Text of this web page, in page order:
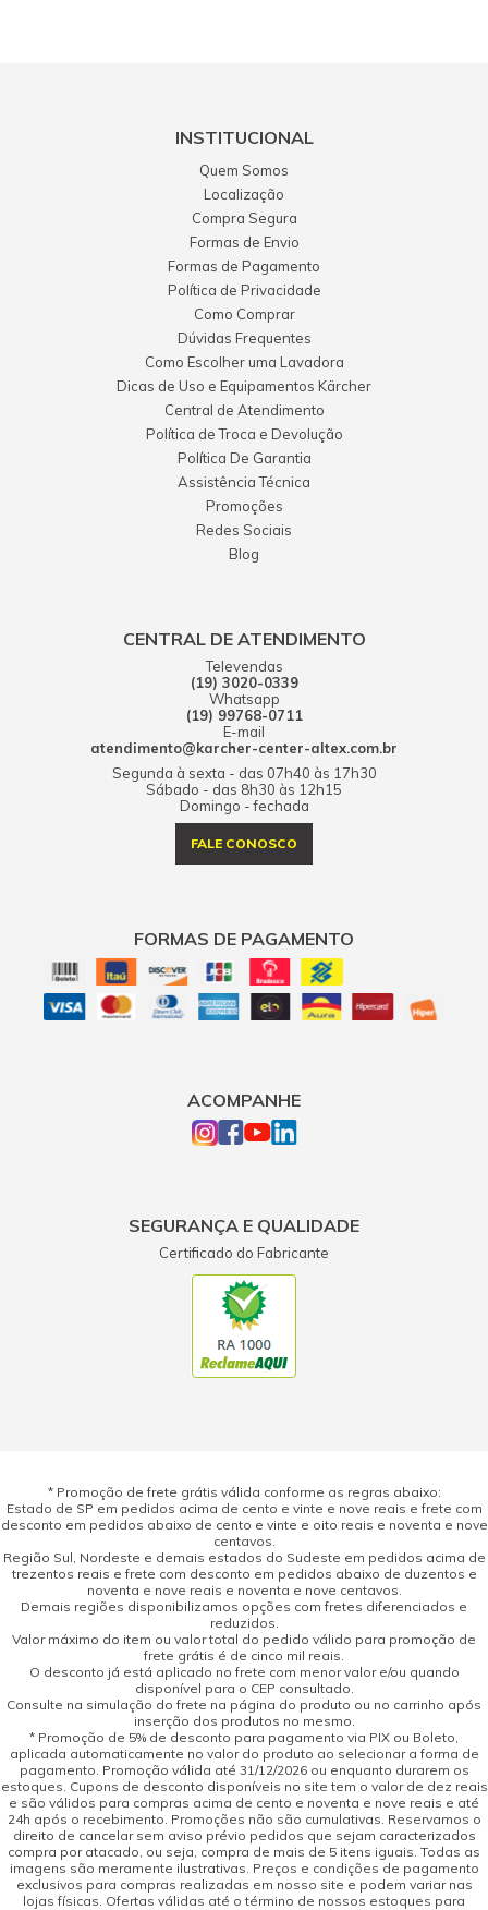
INSTITUCIONAL
Quem Somos
Localização
Compra Segura
Formas de Envio
Formas de Pagamento
Política de Privacidade
Como Comprar
Dúvidas Frequentes
Como Escolher uma Lavadora
Dicas de Uso e Equipamentos Kärcher
Central de Atendimento
Política de Troca e Devolução
Política De Garantia
Assistência Técnica
Promoções
Redes Sociais
Blog
CENTRAL DE ATENDIMENTO
Televendas
(19) 3020-0339
Whatsapp
(19) 99768-0711
E-mail
atendimento@karcher-center-altex.com.br
Segunda à sexta - das 07h40 às 17h30
Sábado - das 8h30 às 12h15
Domingo - fechada
FALE CONOSCO
FORMAS DE PAGAMENTO
ACOMPANHE
SEGURANÇA E QUALIDADE
Certificado do Fabricante
* Promoção de frete grátis válida conforme as regras abaixo:
Estado de SP em pedidos acima de cento e vinte e nove reais e frete com
desconto em pedidos abaixo de cento e vinte e oito reais e noventa e nove
centavos.
Região Sul, Nordeste e demais estados do Sudeste em pedidos acima de
trezentos reais e frete com desconto em pedidos abaixo de duzentos e
noventa e nove reais e noventa e nove centavos.
Demais regiões disponibilizamos opções com fretes diferenciados e
reduzidos.
Valor máximo do item ou valor total do pedido válido para promoção de
frete grátis é de cinco mil reais.
O desconto já está aplicado no frete com menor valor e/ou quando
disponível para o CEP consultado.
Consulte na simulação do frete na página do produto ou no carrinho após
inserção dos produtos no mesmo.
* Promoção de 5% de desconto para pagamento via PIX ou Boleto,
aplicada automaticamente no valor do produto ao selecionar a forma de
pagamento. Promoção válida até 31/12/2026 ou enquanto durarem os
estoques. Cupons de desconto disponíveis no site tem o valor de dez reais
e são válidos para compras acima de cento e noventa e nove reais e até
24h após o recebimento. Promoções não são cumulativas. Reservamos o
direito de cancelar sem aviso prévio pedidos que sejam caracterizados
compra por atacado, ou seja, compra de mais de 5 itens iguais. Todas as
imagens são meramente ilustrativas. Preços e condições de pagamento
exclusivos para compras realizadas em nosso site e podem variar nas
lojas físicas. Ofertas válidas até o término de nossos estoques para